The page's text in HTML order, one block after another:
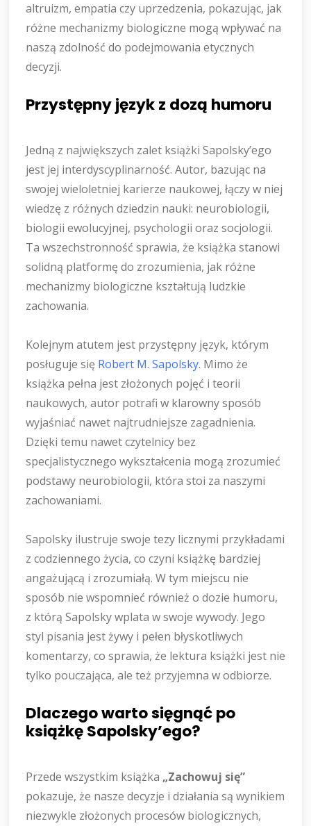
altruizm, empatia czy uprzedzenia, pokazując, jak
różne mechanizmy biologiczne mogą wpływać na
naszą zdolność do podejmowania etycznych
decyzji.
Przystępny język z dozą humoru
Jedną z największych zalet książki Sapolsky’ego
jest jej interdyscyplinarność. Autor, bazując na
swojej wieloletniej karierze naukowej, łączy w niej
wiedzę z różnych dziedzin nauki: neurobiologii,
biologii ewolucyjnej, psychologii oraz socjologii.
Ta wszechstronność sprawia, że książka stanowi
solidną platformę do zrozumienia, jak różne
mechanizmy biologiczne kształtują ludzkie
zachowania.
Kolejnym atutem jest przystępny język, którym
posługuje się Robert M. Sapolsky. Mimo że
książka pełna jest złożonych pojęć i teorii
naukowych, autor potrafi w klarowny sposób
wyjaśniać nawet najtrudniejsze zagadnienia.
Dzięki temu nawet czytelnicy bez
specjalistycznego wykształcenia mogą zrozumieć
podstawy neurobiologii, która stoi za naszymi
zachowaniami.
Sapolsky ilustruje swoje tezy licznymi przykładami
z codziennego życia, co czyni książkę bardziej
angażującą i zrozumiałą. W tym miejscu nie
sposób nie wspomnieć również o dozie humoru,
z którą Sapolsky wplata w swoje wywody. Jego
styl pisania jest żywy i pełen błyskotliwych
komentarzy, co sprawia, że lektura książki jest nie
tylko pouczająca, ale też przyjemna w odbiorze.
Dlaczego warto sięgnąć po
książkę Sapolsky’ego?
Przede wszystkim książka „Zachowuj się”
pokazuje, że nasze decyzje i działania są wynikiem
niezwykle złożonych procesów biologicznych,